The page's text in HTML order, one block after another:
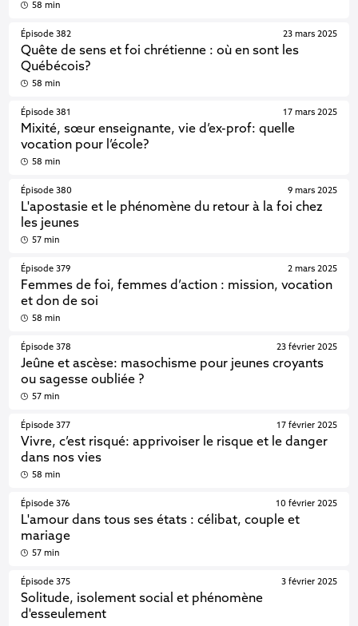
58 min
Épisode 382
Quête de sens et foi chrétienne : où en sont les
Québécois?
23 mars 2025
58 min
Épisode 381
Mixité, sœur enseignante, vie d’ex-prof: quelle
vocation pour l’école?
17 mars 2025
58 min
Épisode 380
L'apostasie et le phénomène du retour à la foi chez
les jeunes
9 mars 2025
57 min
Épisode 379
Femmes de foi, femmes d’action : mission, vocation
et don de soi
2 mars 2025
58 min
Épisode 378
Jeûne et ascèse: masochisme pour jeunes croyants
ou sagesse oubliée ?
23 février 2025
57 min
Épisode 377
Vivre, c’est risqué: apprivoiser le risque et le danger
dans nos vies
17 février 2025
58 min
Épisode 376
L'amour dans tous ses états : célibat, couple et
mariage
10 février 2025
57 min
Épisode 375
Solitude, isolement social et phénomène
d'esseulement
3 février 2025